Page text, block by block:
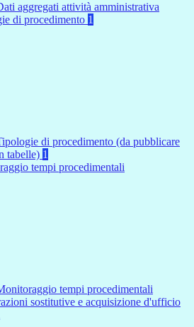
aggregati attività amministrativa
di procedimento 1
di procedimento (da pubblicare
tabelle) 1
tempi procedimentali
tempi procedimentali
sostitutive e acquisizione d'ufficio